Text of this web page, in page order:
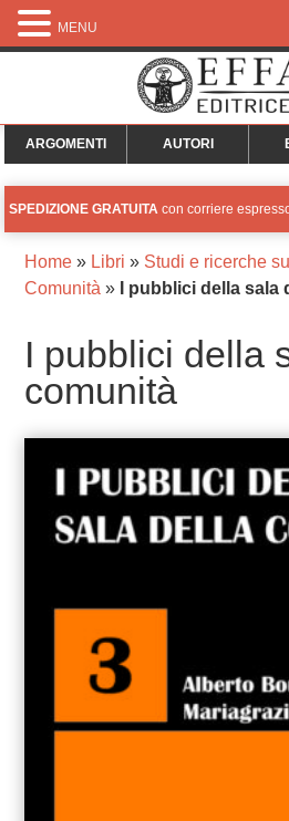
ARGOMENTI AUTORI
SPEDIZIONE GRATUITA con corriere
Home» Libri » Studi e ricerche
Comunità » I pubblici della sala
I pubblici della
comunità
MENU